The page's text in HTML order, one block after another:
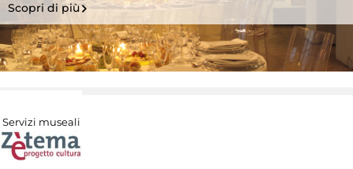
Scopri di più
Servizi museali